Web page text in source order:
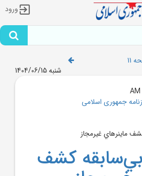
ورود
11
شنبه 1404/06/15
جمهوری اسلامی
کشف